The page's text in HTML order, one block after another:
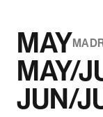
MAY
MAY/
JUN/